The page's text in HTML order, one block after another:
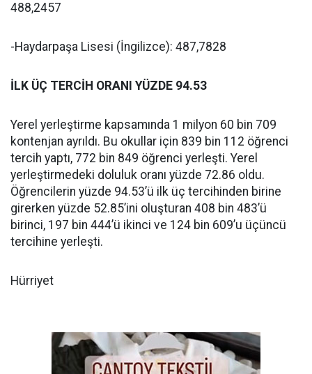
488,2457
-Haydarpaşa Lisesi (İngilizce): 487,7828
İLK ÜÇ TERCİH ORANI YÜZDE 94.53
Yerel yerleştirme kapsamında 1 milyon 60 bin 709
kontenjan ayrıldı. Bu okullar için 839 bin 112 öğrenci
tercih yaptı, 772 bin 849 öğrenci yerleşti. Yerel
yerleştirmedeki doluluk oranı yüzde 72.86 oldu.
Öğrencilerin yüzde 94.53’ü ilk üç tercihinden birine
girerken yüzde 52.85’ini oluşturan 408 bin 483’ü
birinci, 197 bin 444’ü ikinci ve 124 bin 609’u üçüncü
tercihine yerleşti.
Hürriyet